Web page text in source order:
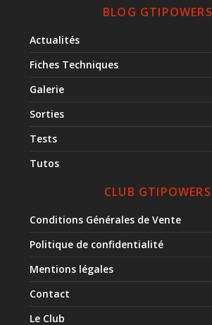
BLOG GTIPOWERS
Actualités
Fiches Techniques
Galerie
Sorties
Tests
Tutos
CLUB GTIPOWERS
Conditions Générales de Vente
Politique de confidentialité
Mentions légales
Contact
Le Club